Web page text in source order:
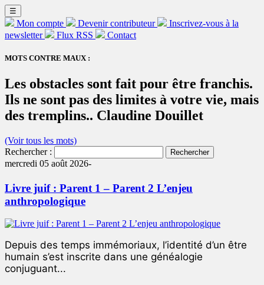
☰
Mon compte Devenir contributeur
Inscrivez-vous à la
newsletter
Flux RSS Contact
MOTS CONTRE MAUX :
Les obstacles sont fait pour être franchis.
Ils ne sont pas des limites à votre vie, mais
des tremplins.. Claudine Douillet
(Voir tous les mots)
Rechercher :
mercredi 05 août 2026-
Livre juif : Parent 1 – Parent 2 L’enjeu
anthropologique
Depuis des temps immémoriaux, l’identité d’un être
humain s’est inscrite dans une généalogie
conjuguant...